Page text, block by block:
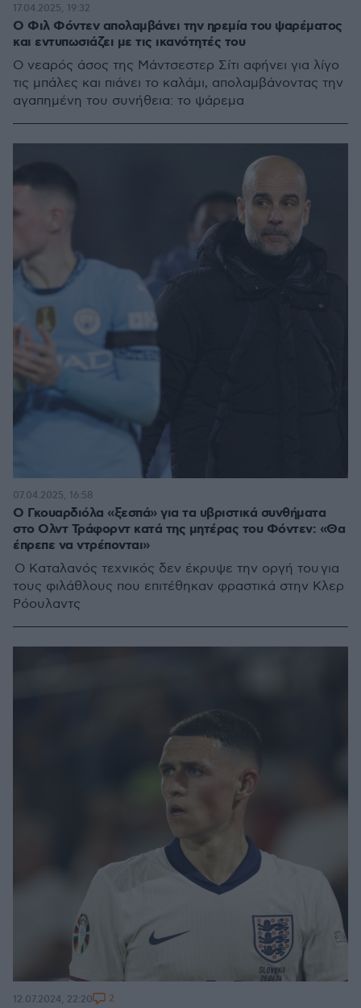
Ο Φιλ Φόντεν απολαμβάνει την ηρεμία του ψαρέματος
και εντυπωσιάζει με τις ικανότητές του
Ο νεαρός άσος της Μάντσεστερ Σίτι αφήνει για λίγο
τις μπάλες και πιάνει το καλάμι, απολαμβάνοντας την
αγαπημένη του συνήθεια: το ψάρεμα
17.04.2025, 19:32
Ο Γκουαρδιόλα «ξεσπά» για τα υβριστικά συνθήματα
στο Ολντ Τράφορντ κατά της μητέρας του Φόντεν: «Θα
έπρεπε να ντρέπονται»
Ο Καταλανός τεχνικός δεν έκρυψε την οργή του για
τους φιλάθλους που επιτέθηκαν φραστικά στην Κλερ
Ρόουλαντς
07.04.2025, 16:58
12.07.2024, 22:20 2